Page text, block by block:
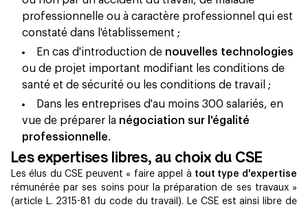
professionnelle ou à caractère professionnel qui est
constaté dans l'établissement ;
En cas d'introduction de nouvelles technologies
ou de projet important modifiant les conditions de
santé et de sécurité ou les conditions de travail ;
Dans les entreprises d'au moins 300 salariés, en
vue de préparer la négociation sur l'égalité
professionnelle.
Les expertises libres, au choix du CSE
Les élus du CSE peuvent « faire appel à tout type d'expertise
rémunérée par ses soins pour la préparation de ses travaux »
(article L. 2315-81 du code du travail). Le CSE est ainsi libre de